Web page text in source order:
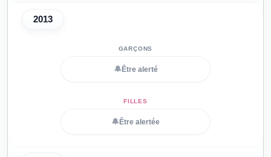
2013
🔔 Être alerté
🔔 Être alertée